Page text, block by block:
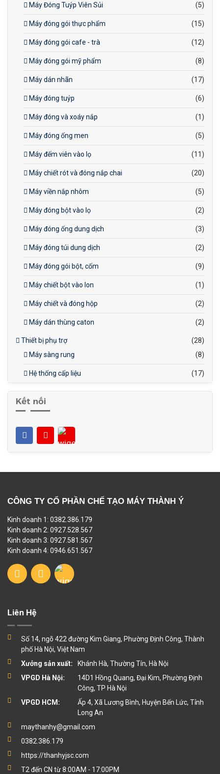
Máy Đóng Tuýp Viên Sủi
(5)
Máy đóng gói thực phẩm (15)
Máy đóng gói cafe - trà (12)
Máy đóng gói mỹ phẩm (8)
Máy dán nhãn (17)
Máy đóng tuýp (6)
Máy đóng và xoáy nắp (1)
Máy đóng ống men (5)
Máy đếm viên vào lọ (11)
Máy chiết rót và đóng nắp chai (20)
Máy viền nắp nhôm (5)
Máy đóng bột vào lọ (2)
Máy đóng ống dung dịch (3)
Máy đóng túi dung dịch (2)
Máy đóng gói bột, cốm (9)
Máy chiết bột vào lon (1)
Máy chiết và đóng hộp (2)
Máy dán thùng caton (2)
Thiết bị phụ trợ
(28)
Máy sàng rung
(8)
Hệ thống cấp liệu (17)
Kết nối
CÔNG TY CỔ PHẦN CHẾ TẠO MÁY THÀNH Ý
Kinh doanh 1: 0382.386.179
Kinh doanh 2: 0927.528.567
Kinh doanh 3: 0927.581.567
Kinh doanh 4: 0946.651.567
Liên Hệ
Số 14, ngõ 422 đường Kim Giang, Phường Định Công, Thành
phố Hà Nội, Việt Nam
Xưởng sản xuất:
Khánh Hà, Thường Tín, Hà Nội
VPGD Hà Nội:
14D1 Hồng Quang, Đại Kim, Phường Định
Công, TP Hà Nội
VPGD HCM:
Ấp 4, Xã Lương Bình, Huyện Bến Lức, Tỉnh
Long An
maythanhy@gmail.com
0382.386.179
https://thanhyjsc.com
T2 đến CN từ 8:00AM - 17:00PM